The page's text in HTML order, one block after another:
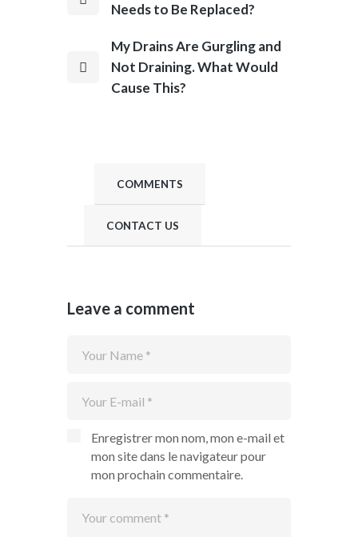
Needs to Be Replaced?
My Drains Are Gurgling and
Not Draining. What Would
Cause This?
COMMENTS
CONTACT US
Leave a comment
Enregistrer mon nom, mon e-mail et
mon site dans le navigateur pour
mon prochain commentaire.